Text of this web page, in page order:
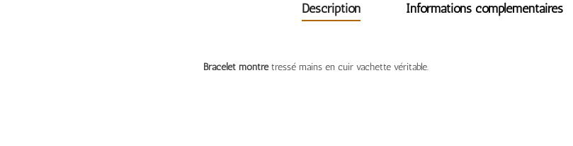
Description Informations complémentaires
Bracelet montretressé mains en cuir vachette véritable.